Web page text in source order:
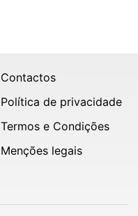
Contactos
Política de privacidade
Termos e Condições
Menções legais